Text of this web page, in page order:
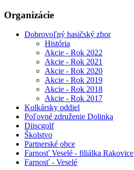
Organizácie
Dobrovoľný hasičský zbor
História
Akcie - Rok 2022
Akcie - Rok 2021
Akcie - Rok 2020
Akcie - Rok 2019
Akcie - Rok 2018
Akcie - Rok 2017
Kolkársky oddiel
Poľovné združenie Dolinka
Diiscgolf
Školstvo
Partnerské obce
Farnosť Veselé - filiálka Rakovice
Farnosť - Veselé